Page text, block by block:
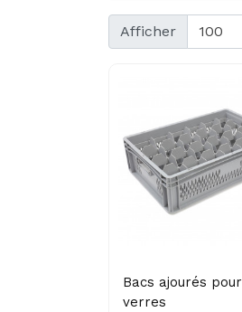
Afficher
Bacs ajourés pour
verres